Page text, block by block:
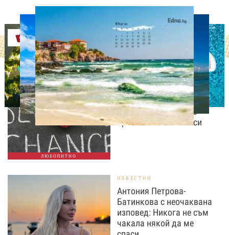
Оферти
ЛЮБОПИТНО
ЛЮБОПИТНО
Август е месецът на
вторите шансове: Защо
точно сега най-често
променяме живота си
ИЗВЕСТНИ
Антония Петрова-
Батинкова с неочаквана
изповед: Никога не съм
чакала някой да ме